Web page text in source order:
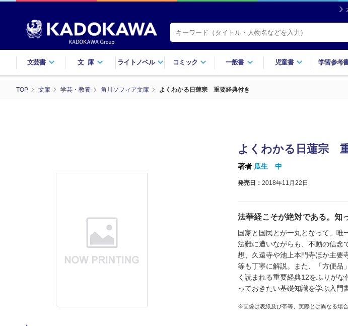
文芸書 文庫 ライトノベル コミック 一般書 児童書 学習参考
TOP 文庫 学芸・教養 角川ソフィア文庫 よくわかる日蓮宗 重要経典付き
よくわかる日蓮宗
著者 瓜生 中
発売日： 2018年11月22日
法華経こそが絶対である。知
国家と国民とが一丸となって、
法難に遭いながらも、不動の信念
想、久遠寺や池上本門寺ほか主要
等も丁寧に解説。また、「方便品
く読まれる重要経典12をふりが
っておきたい基礎知識を学ぶ入門
※画像は表紙及び帯等、実際とは異なる場合